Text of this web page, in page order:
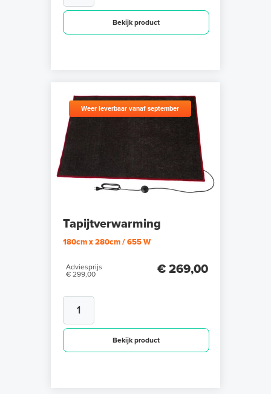
Bekijk product
Weer leverbaar vanaf september
Tapijtverwarming
180cm x 280cm / 655 W
Adviesprijs
€ 299,00
€ 269,00
Bekijk product